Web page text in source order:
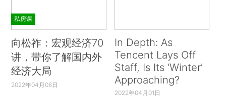
私房课
向松祚：宏观经济70
讲，带你了解国内外
经济大局
2022年04月06日
In Depth: As
Tencent Lays Off
Staff, Is Its ‘Winter’
Approaching?
2022年04月01日